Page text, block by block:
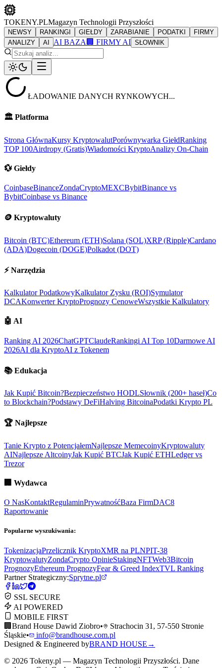
TOKENY.PLMagazyn Technologii Przyszłości
NEWSY RANKINGI GIEŁDY ZARABIANIE PODATKI
FIRMY
ANALIZY
AI AI BAZA 🏢 FIRMY AI SŁOWNIK
ŁADOWANIE DANYCH RYNKOWYCH...
🏛️ Platforma
Strona GłównaKursy KryptowalutPorównywarka GiełdRanking
TOP 100Airdropy (Gratis)Wiadomości KryptoAnalizy On-Chain
💱 Giełdy
CoinbaseBinanceZondaCryptoMEXCBybitBinance vs
BybitCoinbase vs Binance
🪙 Kryptowaluty
Bitcoin (BTC)Ethereum (ETH)Solana (SOL)XRP (Ripple)Cardano
(ADA)Dogecoin (DOGE)Polkadot (DOT)
⚡ Narzędzia
Kalkulator PodatkowyKalkulator Zysku (ROI)Symulator
DCAKonwerter KryptoPrognozy CenoweWszystkie Kalkulatory
🤖 AI
Ranking AI 2026ChatGPTClaudeRankingi AI Top 10Darmowe AI
2026AI dla KryptoAI z Tokenem
📚 Edukacja
Jak Kupić Bitcoin?Bezpieczeństwo HODLSłownik (200+ haseł)Co
to Blockchain?Podstawy DeFiHalving BitcoinaPodatki Krypto PL
🏆 Najlepsze
Tanie Krypto z PotencjałemNajlepsze MemecoinyKryptowaluty
AINajlepsze AltcoinyJak Kupić BTCJak Kupić ETHLedger vs
Trezor
🏢 Wydawca
O NasKontaktRegulaminPrywatnośćBaza FirmDAC8
Raportowanie
Popularne wyszukiwania:
TokenizacjaPrzelicznik KryptoXMR na PLNPIT-38
KryptowalutyZondaCrypto OpinieStakingNFTWeb3Bitcoin
PrognozyEthereum PrognozyFear & Greed IndexTVL Ranking
Partner Strategiczny:Sprytne.pl
SSL SECURE
AI POWERED
MOBILE FIRST
🏢 Brand House Dawid Ziobro•
Strachocin 31, 57-550 Stronie
Śląskie•
info@brandhouse.com.pl
Designed & Engineered byBRAND HOUSE →
© 2026 Tokeny.pl — Magazyn Technologii Przyszłości. Dane